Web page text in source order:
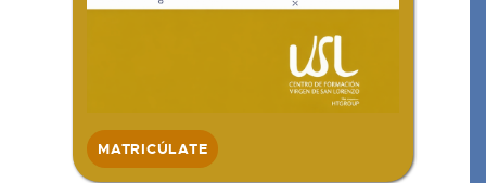
Estar en posesión de un título
de Técnico o de Técnico
efectos académicos.
Haber superado el segundo
MATRICÚLATE